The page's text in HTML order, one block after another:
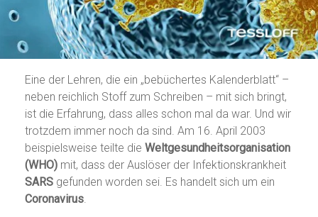
Eine der Lehren, die ein „bebüchertes Kalenderblatt“ –
neben reichlich Stoff zum Schreiben – mit sich bringt,
ist die Erfahrung, dass alles schon mal da war. Und wir
trotzdem immer noch da sind. Am 16. April 2003
beispielsweise teilte die Weltgesundheitsorganisation
(WHO)mit, dass der Auslöser der Infektionskrankheit
SARS gefunden worden sei. Es handelt sich um ein
Coronavirus.